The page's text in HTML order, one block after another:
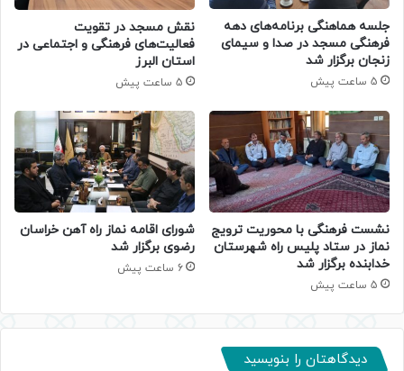
جلسه هماهنگی برنامه‌های دهه
فرهنگی مسجد در صدا و سیمای
زنجان برگزار شد
5 ساعت پیش
نقش مسجد در تقویت
فعالیت‌های فرهنگی و اجتماعی در
استان البرز
5 ساعت پیش
نشست فرهنگی با محوریت ترویج
نماز در ستاد پلیس راه شهرستان
خدابنده برگزار شد
5 ساعت پیش
شورای اقامه نماز راه آهن خراسان
رضوی برگزار شد
6 ساعت پیش
دیدگاهتان را بنویسید